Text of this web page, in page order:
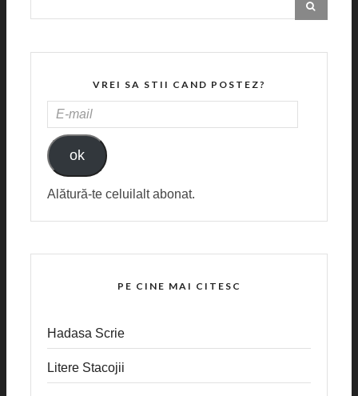
VREI SA STII CAND POSTEZ?
MAIL
ok
Alătură-te celuilalt abonat.
PE CINE MAI CITESC
Hadasa Scrie
Litere Stacojii